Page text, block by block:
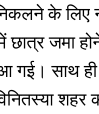
के लिए
छात्र जमा
साथ ही